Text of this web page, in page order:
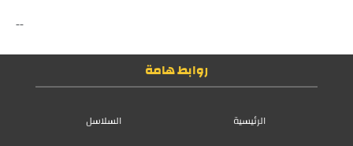
--
روابط هامة
الرئيسية
السلاسل